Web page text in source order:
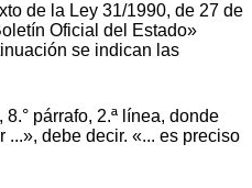
de la Ley 31/1990, de 27 de
Oficial del Estado»
se indican las
párrafo, 2.ª línea, donde
...», debe decir. «... es preciso